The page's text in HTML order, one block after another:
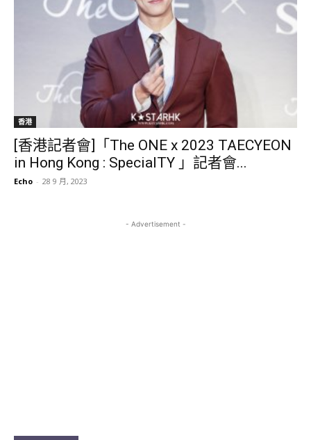
香港
[香港記者會]「The ONE x 2023 TAECYEON
in Hong Kong : SpecialTY 」記者會...
Echo - 28 9 月, 2023
- Advertisement -